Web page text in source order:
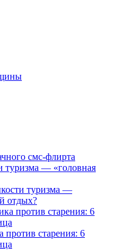
смс-флирта
туризма — «головная
туризма —
отдых?
против старения: 6
против старения: 6